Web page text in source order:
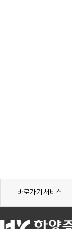
바로가기 서비스